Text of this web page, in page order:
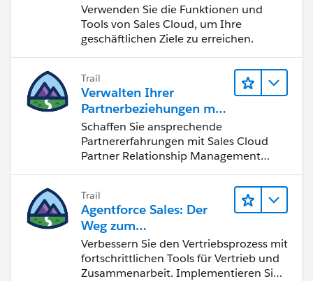
Verwenden Sie die Funktionen und
Tools von Sales Cloud, um Ihre
geschäftlichen Ziele zu erreichen.
Trail
Verwalten Ihrer
Partnerbeziehungen mit
Sales Cloud PRM
Schaffen Sie ansprechende
Partnererfahrungen mit Sales Cloud
Partner Relationship Management
Trail
Agentforce Sales: Der
Weg zum
Vertriebsspezialisten
Verbessern Sie den Vertriebsprozess mit
fortschrittlichen Tools für Vertrieb und
Zusammenarbeit. Implementieren Sie